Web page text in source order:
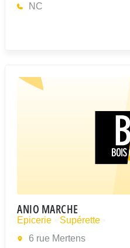
NC
ANJO MARCHE
Epicerie Supérette
6 rue Mertens